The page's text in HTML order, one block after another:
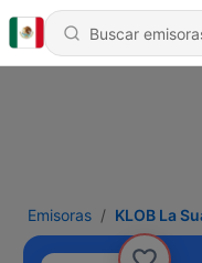
Emisoras KLOB La